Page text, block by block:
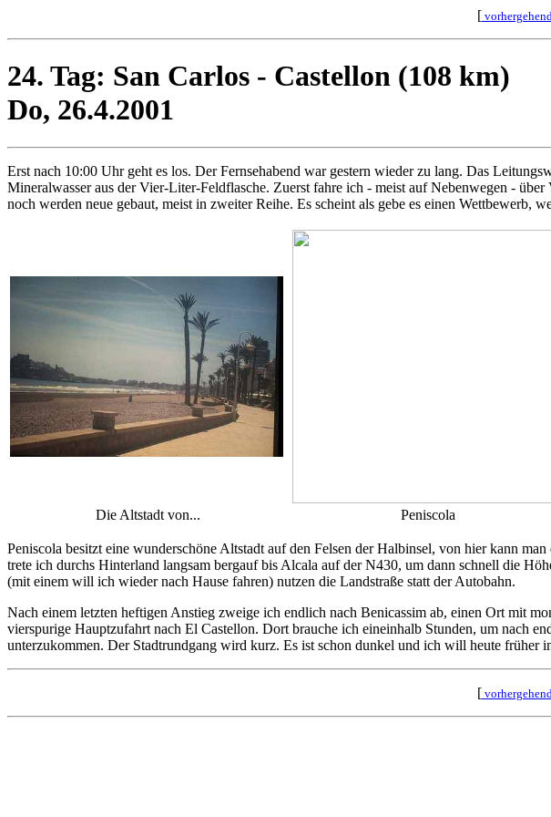
[
24. Tag: San Carlos - Castellon (108 km)
Do, 26.4.2001
Erst nach 10:00 Uhr geht es los. Der Fernsehabend war gestern wieder zu lang. Das
Mineralwasser aus der Vier-Liter-Feldflasche. Zuerst fahre ich - meist auf Nebenwegen -
noch werden neue gebaut, meist in zweiter Reihe. Es scheint als gebe es einen Wettbewerb,
Die Altstadt von... Peniscola
Peniscola besitzt eine wunderschöne Altstadt auf den Felsen der Halbinsel, von hier kann
trete ich durchs Hinterland langsam bergauf bis Alcala auf der N430, um dann schnell die
(mit einem will ich wieder nach Hause fahren) nutzen die Landstraße statt der Autobahn.
Nach einem letzten heftigen Anstieg zweige ich endlich nach Benicassim ab, einen Ort mit
vierspurige Hauptzufahrt nach El Castellon. Dort brauche ich eineinhalb Stunden, um nach
unterzukommen. Der Stadtrundgang wird kurz. Es ist schon dunkel und ich will heute früher
[